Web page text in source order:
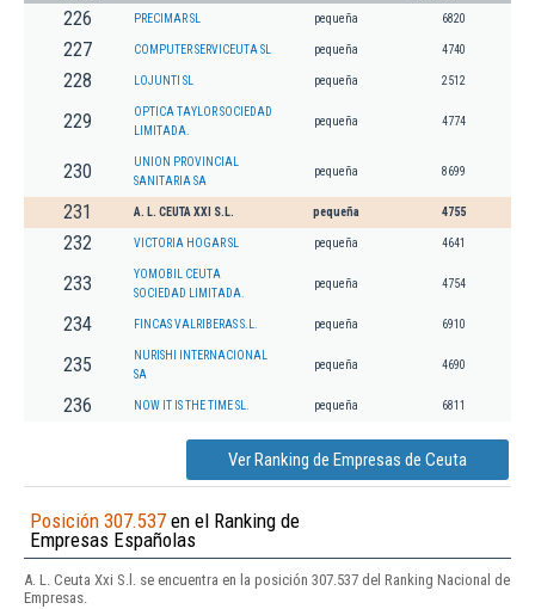
226 PRECIMAR SL pequeña 6820
227 COMPUTER SERVICEUTA SL pequeña 4740
228 LOJUNTI SL pequeña 2512
229
OPTICA TAYLOR SOCIEDAD
LIMITADA.
pequeña 4774
230
UNION PROVINCIAL
SANITARIA SA
pequeña 8699
231 A. L. CEUTA XXI S.L. pequeña 4755
232 VICTORIA HOGAR SL pequeña 4641
233
YOMOBIL CEUTA
SOCIEDAD LIMITADA.
pequeña 4754
234 FINCAS VALRIBERAS S.L. pequeña 6910
235
NURISHI INTERNACIONAL
SA
pequeña 4690
236 NOW IT IS THE TIME SL. pequeña 6811
Ver Ranking de Empresas de Ceuta
Posición 307.537 en el Ranking de
Empresas Españolas
A. L. Ceuta Xxi S.l. se encuentra en la posición 307.537 del Ranking Nacional de
Empresas.